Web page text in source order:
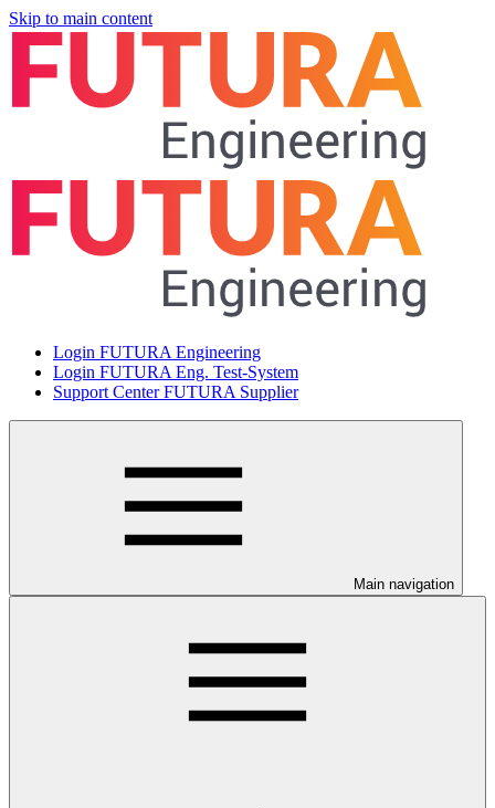
Skip to main content
Login FUTURA Engineering
Login FUTURA Eng. Test-System
Support Center FUTURA Supplier
Main navigation